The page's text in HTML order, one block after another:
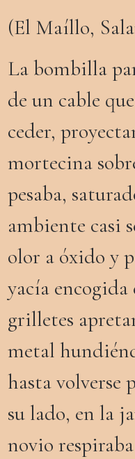
(El Maíllo,
La bombilla
de un cable
ceder,
mortecina
pesaba,
ambiente casi
olor a óxido y
yacía encogida
grilletes
metal
hasta volverse
su lado, en la
novio